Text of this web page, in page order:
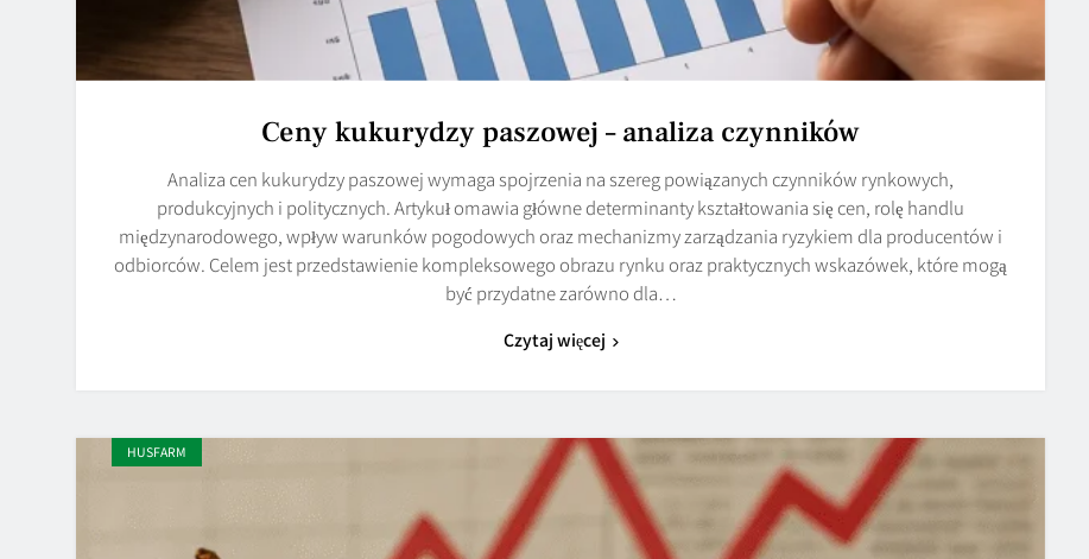
Ceny kukurydzy paszowej – analiza czynników
Analiza cen kukurydzy paszowej wymaga spojrzenia na szereg powiązanych czynników rynkowych,
produkcyjnych i politycznych. Artykuł omawia główne determinanty kształtowania się cen, rolę handlu
międzynarodowego, wpływ warunków pogodowych oraz mechanizmy zarządzania ryzykiem dla producentów i
odbiorców. Celem jest przedstawienie kompleksowego obrazu rynku oraz praktycznych wskazówek, które mogą
być przydatne zarówno dla…
Czytaj więcej
HUSFARM